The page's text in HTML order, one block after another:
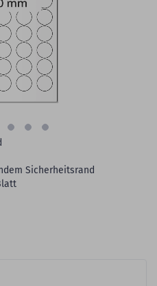
Sicherheitsrand